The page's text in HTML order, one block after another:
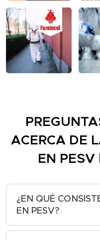
ACERCA DE
EN PESV
¿EN QUÉ
EN PESV?
La capacitación en